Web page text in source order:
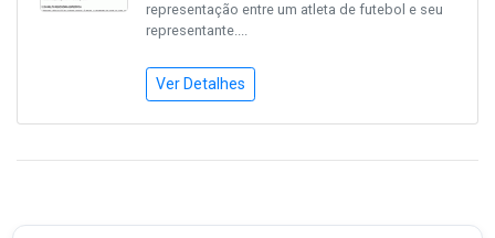
representação entre um atleta de futebol e seu
representante....
Ver Detalhes